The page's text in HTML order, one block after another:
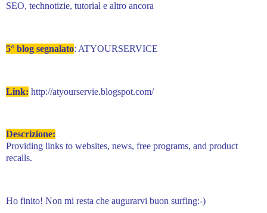
SEO, technotizie, tutorial e altro ancora
5° blog segnalato: ATYOURSERVICE
Link: http://atyourservie.blogspot.com/
Descrizione:
Providing links to websites, news, free programs, and product
recalls.
Ho finito! Non mi resta che augurarvi buon surfing:-)